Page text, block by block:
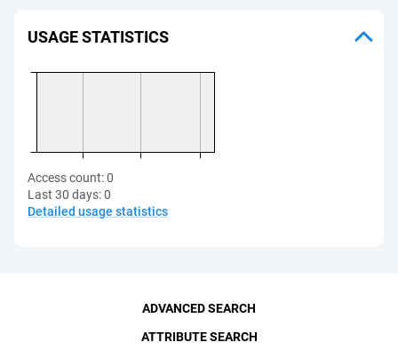
USAGE STATISTICS
Access count:0
Last 30 days:0
Detailed usage statistics
ADVANCED SEARCH
ATTRIBUTE SEARCH